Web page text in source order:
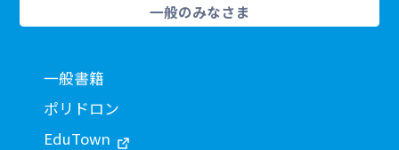
一般のみなさま
一般書籍
ポリドロン
EduTown